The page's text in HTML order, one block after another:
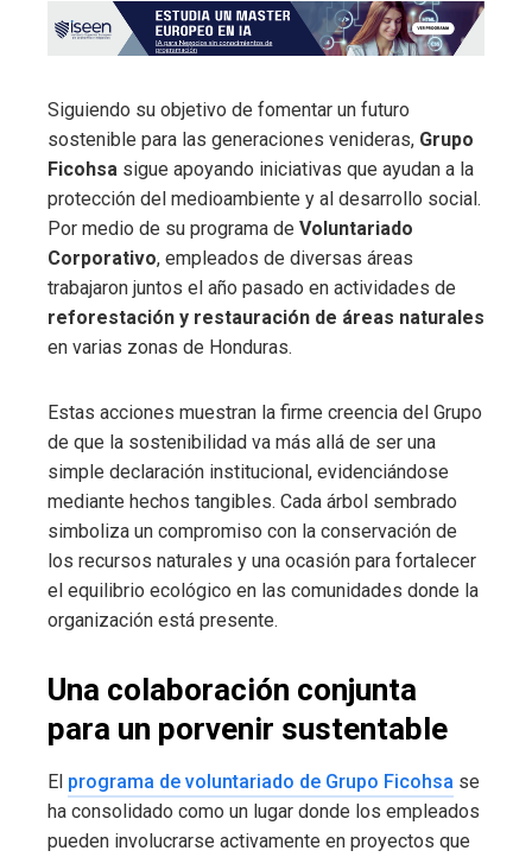
Siguiendo su objetivo de fomentar un futuro
sostenible para las generaciones venideras, Grupo
Ficohsa sigue apoyando iniciativas que ayudan a la
protección del medioambiente y al desarrollo social.
Por medio de su programa de Voluntariado
Corporativo, empleados de diversas áreas
trabajaron juntos el año pasado en actividades de
reforestación y restauración de áreas naturales
en varias zonas de Honduras.
Estas acciones muestran la firme creencia del Grupo
de que la sostenibilidad va más allá de ser una
simple declaración institucional, evidenciándose
mediante hechos tangibles. Cada árbol sembrado
simboliza un compromiso con la conservación de
los recursos naturales y una ocasión para fortalecer
el equilibrio ecológico en las comunidades donde la
organización está presente.
Una colaboración conjunta
para un porvenir sustentable
El programa de voluntariado de Grupo Ficohsa se
ha consolidado como un lugar donde los empleados
pueden involucrarse activamente en proyectos que